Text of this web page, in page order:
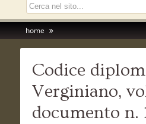
home
Codice
Verginiano,
documento n.